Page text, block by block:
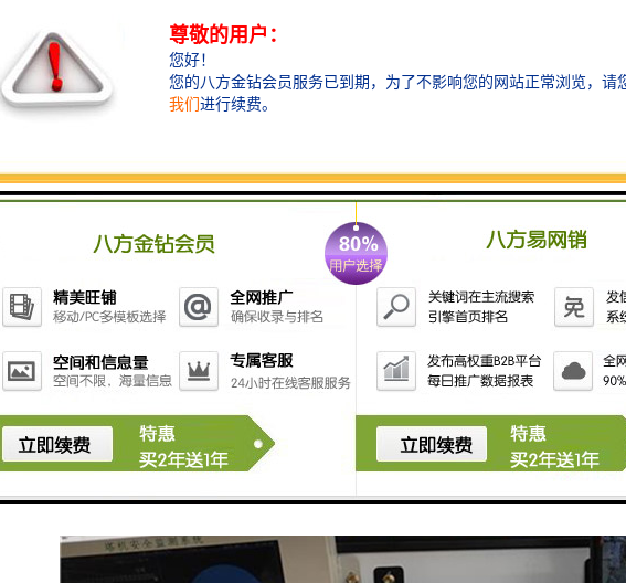
7. 数据共享和管理：系统可以将吊钩的运行数据进行存储和管理，并提供数据共享和导
总之，重直式吊钩可视化系统通过实时监控、数据记录和分析、报警和预警、远程控制
享和管理等功能，提供了全面、直观、智能的吊钩运行监控和管理解决方案。